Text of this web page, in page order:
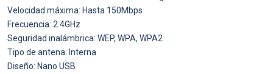
Velocidad máxima: Hasta 150Mbps
Frecuencia: 2.4GHz
Seguridad inalámbrica: WEP, WPA, WPA2
Tipo de antena: Interna
Diseño: Nano USB